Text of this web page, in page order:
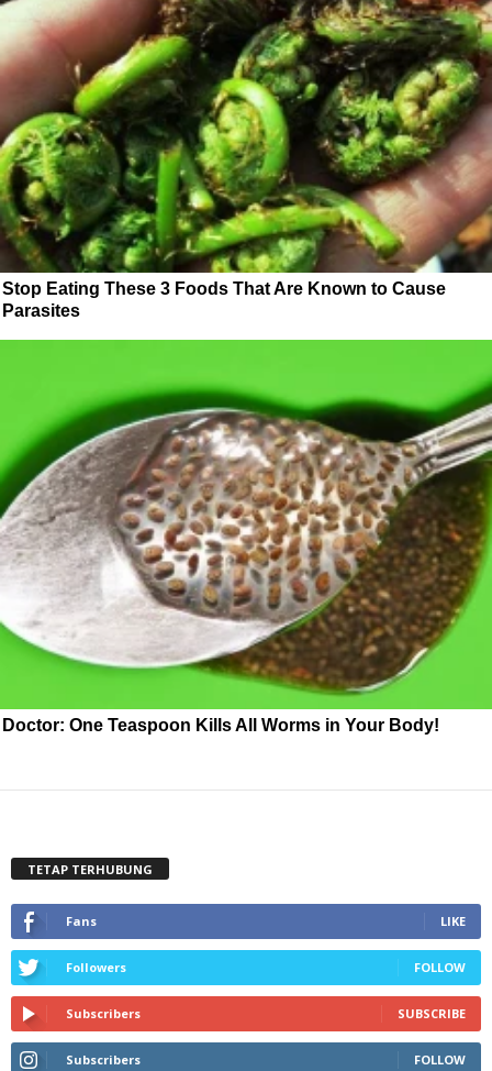
Stop Eating These 3 Foods That Are Known to Cause
Parasites
Doctor: One Teaspoon Kills All Worms in Your Body!
TETAP TERHUBUNG
Fans LIKE
Followers FOLLOW
Subscribers SUBSCRIBE
Subscribers FOLLOW